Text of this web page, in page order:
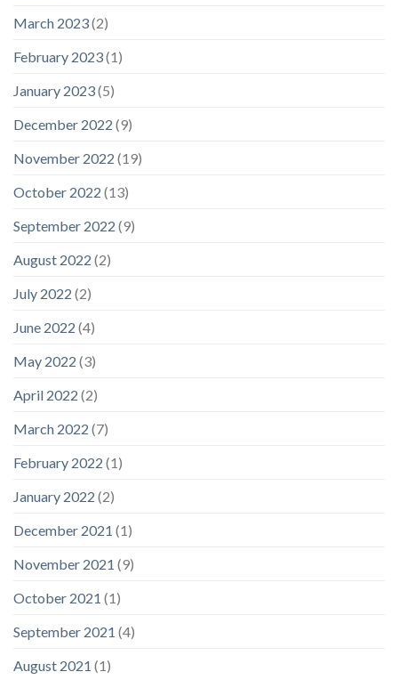
March 2023(2)
February 2023(1)
January 2023(5)
December 2022 (9)
November 2022 (19)
October 2022 (13)
September 2022 (9)
August 2022 (2)
July 2022 (2)
June 2022 (4)
May 2022 (3)
April 2022 (2)
March 2022 (7)
February 2022 (1)
January 2022 (2)
December 2021 (1)
November 2021 (9)
October 2021 (1)
September 2021 (4)
August 2021 (1)